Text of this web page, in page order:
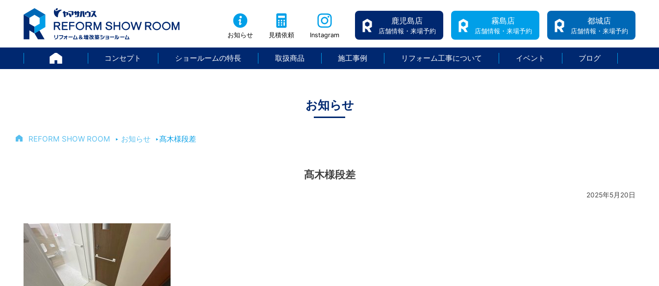
お知らせ 見積依頼 Instagram
鹿児島店
店舗情報・来場予約
霧島店
店舗情報・来場予約
都城店
店舗情報・来場予約
HOMEコンセプト ショールームの特長 取扱商品 施工事例 リフォーム工事について イベント ブログ
お知らせ
REFORM SHOW ROOM ‣ お知らせ ‣髙木様段差
髙木様段差
2025年5月20日